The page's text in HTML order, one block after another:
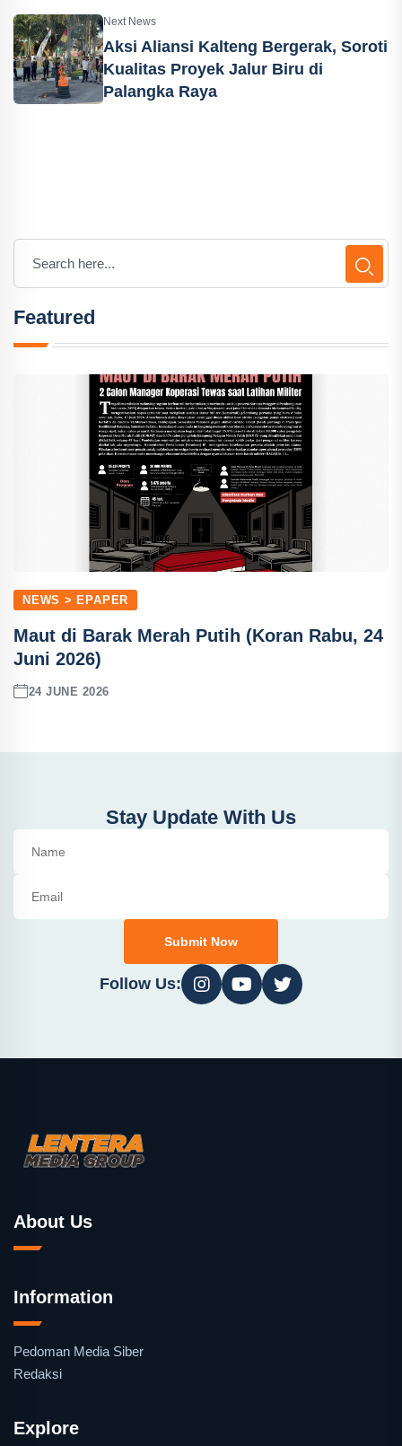
Next News
Aksi Aliansi Kalteng Bergerak, Soroti
Kualitas Proyek Jalur Biru di
Palangka Raya
Featured
NEWS > EPAPER
Maut di Barak Merah Putih (Koran Rabu, 24
Juni 2026)
24 JUNE 2026
Stay Update With Us
Submit Now
Follow Us:
About Us
Information
Pedoman Media Siber
Redaksi
Explore